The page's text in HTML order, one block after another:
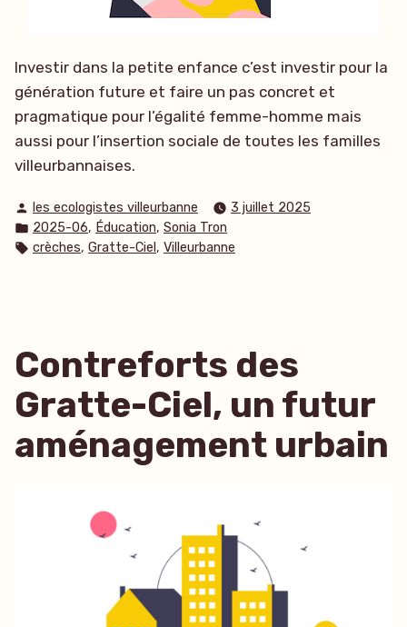
Investir dans la petite enfance c’est investir pour la
génération future et faire un pas concret et
pragmatique pour l’égalité femme-homme mais
aussi pour l’insertion sociale de toutes les familles
villeurbannaises.
Publié
par
les ecologistes villeurbanne
3 juillet 2025
Publié
dans
2025-06, Éducation, Sonia Tron
Étiquettes :
crèches, Gratte-Ciel , Villeurbanne
Contreforts des
Gratte-Ciel, un futur
aménagement urbain